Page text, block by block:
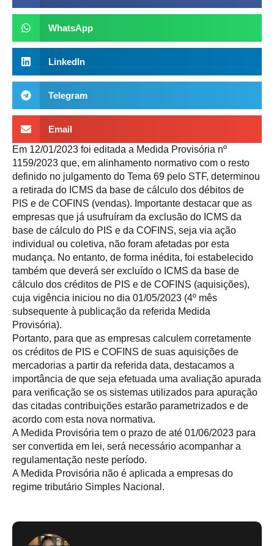
WhatsApp
LinkedIn
Telegram
Email
Em 12/01/2023 foi editada a Medida Provisória nº
1159/2023 que, em alinhamento normativo com o resto
definido no julgamento do Tema 69 pelo STF, determinou
a retirada do ICMS da base de cálculo dos débitos de
PIS e de COFINS (vendas). Importante destacar que as
empresas que já usufruíram da exclusão do ICMS da
base de cálculo do PIS e da COFINS, seja via ação
individual ou coletiva, não foram afetadas por esta
mudança. No entanto, de forma inédita, foi estabelecido
também que deverá ser excluído o ICMS da base de
cálculo dos créditos de PIS e de COFINS (aquisições),
cuja vigência iniciou no dia 01/05/2023 (4º mês
subsequente à publicação da referida Medida
Provisória).
Portanto, para que as empresas calculem corretamente
os créditos de PIS e COFINS de suas aquisições de
mercadorias a partir da referida data, destacamos a
importância de que seja efetuada uma avaliação apurada
para verificação se os sistemas utilizados para apuração
das citadas contribuições estarão parametrizados e de
acordo com esta nova normativa.
A Medida Provisória tem o prazo de até 01/06/2023 para
ser convertida em lei, será necessário acompanhar a
regulamentação neste período.
A Medida Provisória não é aplicada a empresas do
regime tributário Simples Nacional.